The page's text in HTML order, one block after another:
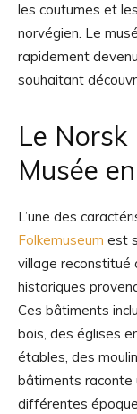
les coutumes et
norvégien. Le
rapidement
souhaitant
Le Norsk
Musée
L’une des
Folkemuseum est
village reconstitué
historiques
Ces bâtiments
bois, des églises
étables, des
bâtiments raconte
différentes